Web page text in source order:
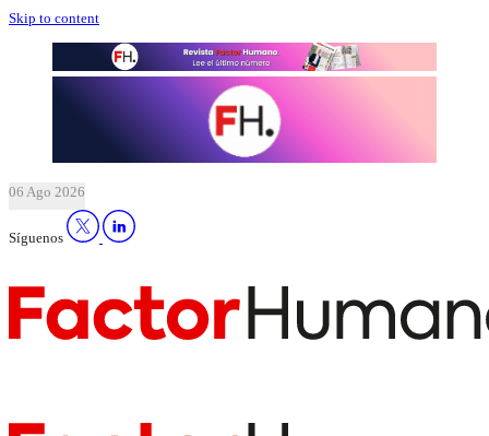
Skip to content
06 Ago 2026
Síguenos